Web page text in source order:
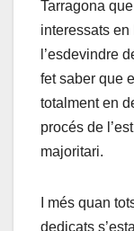
Tarragona
interessats en
l’esdevindre
fet saber que
totalment en
procés de
majoritari.
I més quan
dedicats